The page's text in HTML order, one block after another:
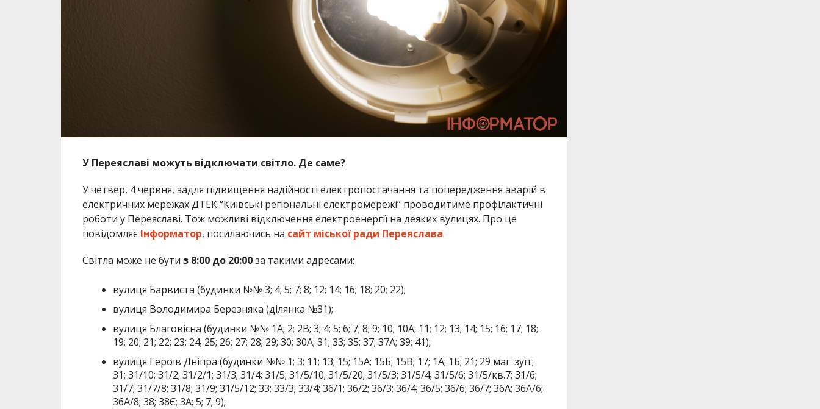
У Переяславі можуть відключати світло. Де саме?
У четвер, 4 червня, задля підвищення надійності електропостачання та попередження аварій в
електричних мережах ДТЕК “Київські регіональні електромережі” проводитиме профілактичні
роботи у Переяславі. Тож можливі відключення електроенергії на деяких вулицях. Про це
повідомляє Інформатор, посилаючись на сайт міської ради Переяслава.
Світла може не бути з 8:00 до 20:00за такими адресами:
вулиця Барвиста (будинки №№ 3; 4; 5; 7; 8; 12; 14; 16; 18; 20; 22);
вулиця Володимира Березняка (ділянка №31);
вулиця Благовісна (будинки №№ 1А; 2; 2В; 3; 4; 5; 6; 7; 8; 9; 10; 10А; 11; 12; 13; 14; 15; 16; 17; 18;
19; 20; 21; 22; 23; 24; 25; 26; 27; 28; 29; 30; 30А; 31; 33; 35; 37; 37А; 39; 41);
вулиця Героїв Дніпра (будинки №№ 1; 3; 11; 13; 15; 15А; 15Б; 15В; 17; 1А; 1Б; 21; 29 маг. зуп.;
31; 31/10; 31/2; 31/2/1; 31/3; 31/4; 31/5; 31/5/10; 31/5/20; 31/5/3; 31/5/4; 31/5/6; 31/5/кв.7; 31/6;
31/7; 31/7/8; 31/8; 31/9; 31/5/12; 33; 33/3; 33/4; 36/1; 36/2; 36/3; 36/4; 36/5; 36/6; 36/7; 36А; 36А/6;
36А/8; 38; 38Є; 3А; 5; 7; 9);